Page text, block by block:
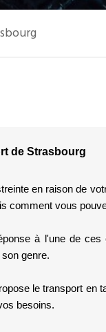
de Strasbourg
en raison de
comment vous
à l'une de
genre.
le transport en
besoins.